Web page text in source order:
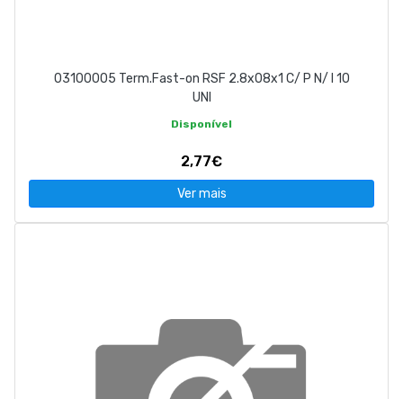
03100005 Term.Fast-on RSF 2.8x08x1 C/ P N/ I 10
UNI
Disponível
2,77€
Ver mais